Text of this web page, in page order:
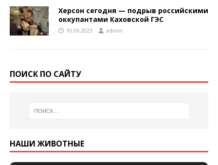
Херсон сегодня — подрыв российскими
оккупантами Каховской ГЭС
10.06.2023 admin
ПОИСК ПО САЙТУ
НАШИ ЖИВОТНЫЕ